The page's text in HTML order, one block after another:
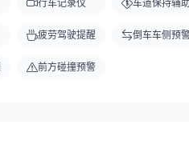
行车记录仪
疲劳驾驶提醒
前方碰撞预警
车道保持辅
倒车车侧预